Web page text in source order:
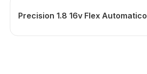
Precision 1.8 16v Flex Automatico